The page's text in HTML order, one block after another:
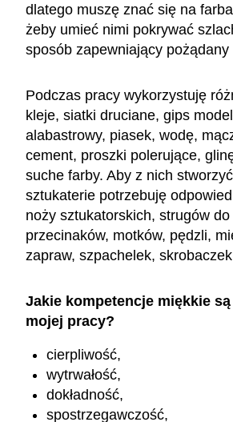
dlatego muszę znać się na
żeby umieć nimi pokrywać
sposób zapewniający pożądany
Podczas pracy wykorzystuję
kleje, siatki druciane, gips
alabastrowy, piasek, wodę,
cement, proszki polerujące,
suche farby. Aby z nich
sztukaterie potrzebuję
noży sztukatorskich, strugów do
przecinaków, motków, pędzli,
zapraw, szpachelek,
Jakie kompetencje miękkie
mojej pracy?
cierpliwość,
wytrwałość,
dokładność,
spostrzegawczość,